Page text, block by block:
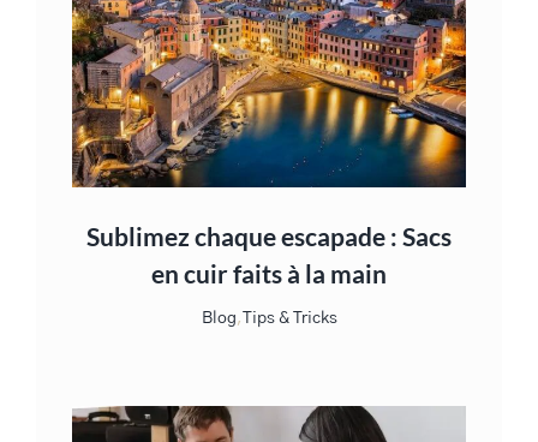
Sublimez chaque escapade : Sacs
en cuir faits à la main
Blog,Tips & Tricks